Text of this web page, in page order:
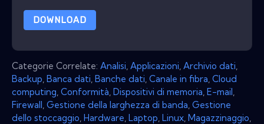
DOWNLOAD
Categorie Correlate: Analisi Applicazioni Archivio dati
Backup Banca dati Banche dati Canale in fibra Cloud
computing Conformità Dispositivi di memoria E-mail
Firewall Gestione della larghezza di banda Gestione
dello stoccaggio Hardware Laptop Linux Magazzinaggio